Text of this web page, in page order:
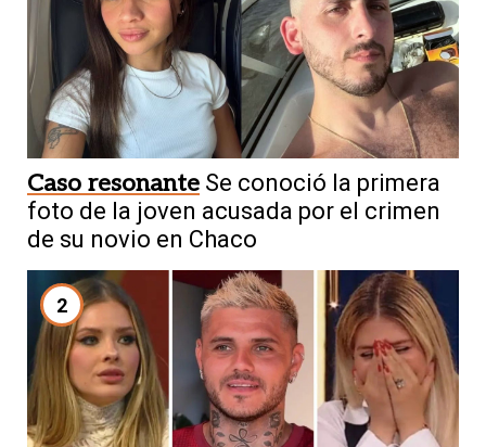
Caso resonante Se conoció la primera
foto de la joven acusada por el crimen
de su novio en Chaco
2